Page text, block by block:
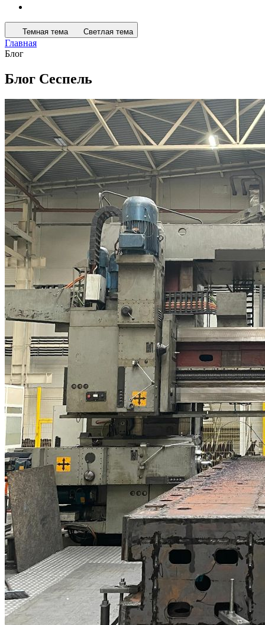
Темная тема Светлая тема
Главная
Блог
Блог Сеспель